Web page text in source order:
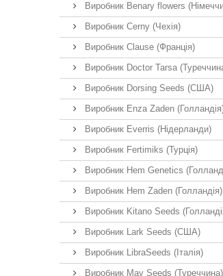
Виробник Benary flowers
Виробник Cerny (Чехія)
Виробник Clause (Франція)
Виробник Doctor Tarsa
Виробник Dorsing Seeds (США)
Виробник Enza Zaden
Виробник Everris (Нідерланди)
Виробник Fertimiks (Турція)
Виробник Hem Genetics
Виробник Hem Zaden (Голландія)
Виробник Kitano Seeds
Виробник Lark Seeds (США)
Виробник LibraSeeds (Італія)
Виробник May Seeds (Туреччина)